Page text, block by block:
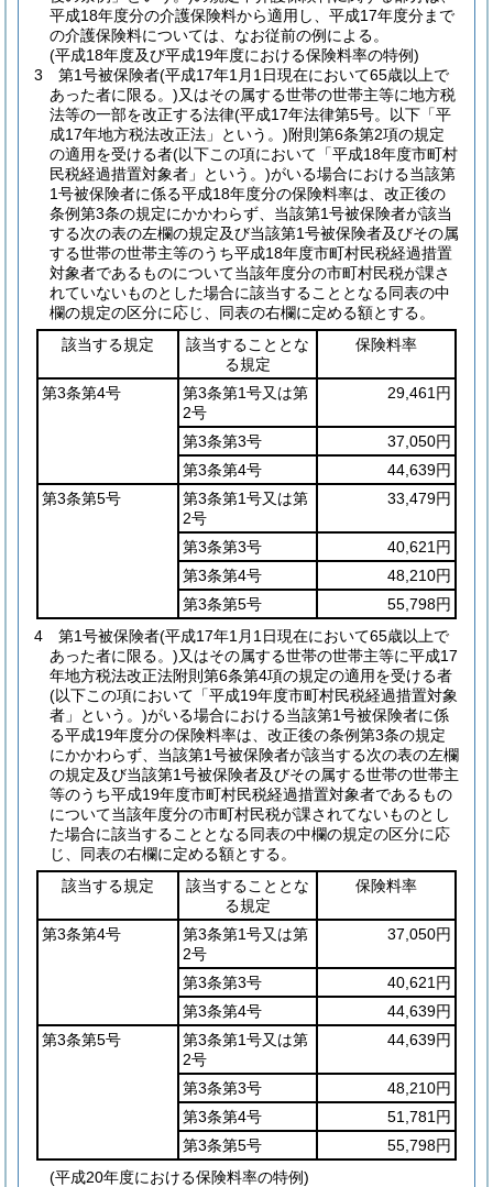
平成18年度分の介護保険料から適用し、平成17年度分まで
の介護保険料については、なお従前の例による。
(平成18年度及び平成19年度における保険料率の特例)
3
第1号被保険者(平成17年1月1日現在において65歳以上で
あった者に限る。)又はその属する世帯の世帯主等に地方税
法等の一部を改正する法律(平成17年法律第5号。以下「平
成17年地方税法改正法」という。)附則第6条第2項の規定
の適用を受ける者(以下この項において「平成18年度市町村
民税経過措置対象者」という。)がいる場合における当該第
1号被保険者に係る平成18年度分の保険料率は、改正後の
条例第3条の規定にかかわらず、当該第1号被保険者が該当
する次の表の左欄の規定及び当該第1号被保険者及びその属
する世帯の世帯主等のうち平成18年度市町村民税経過措置
対象者であるものについて当該年度分の市町村民税が課さ
れていないものとした場合に該当することとなる同表の中
欄の規定の区分に応じ、同表の右欄に定める額とする。
該当する規定
該当することとな
る規定
保険料率
第3条第4号
第3条第1号又は第
2号
29,461円
第3条第3号
37,050円
第3条第4号
44,639円
第3条第5号
第3条第1号又は第
2号
33,479円
第3条第3号
40,621円
第3条第4号
48,210円
第3条第5号
55,798円
4
第1号被保険者(平成17年1月1日現在において65歳以上で
あった者に限る。)又はその属する世帯の世帯主等に平成17
年地方税法改正法附則第6条第4項の規定の適用を受ける者
(以下この項において「平成19年度市町村民税経過措置対象
者」という。)がいる場合における当該第1号被保険者に係
る平成19年度分の保険料率は、改正後の条例第3条の規定
にかかわらず、当該第1号被保険者が該当する次の表の左欄
の規定及び当該第1号被保険者及びその属する世帯の世帯主
等のうち平成19年度市町村民税経過措置対象者であるもの
について当該年度分の市町村民税が課されてないものとし
た場合に該当することとなる同表の中欄の規定の区分に応
じ、同表の右欄に定める額とする。
該当する規定
該当することとな
る規定
保険料率
第3条第4号
第3条第1号又は第
2号
37,050円
第3条第3号
40,621円
第3条第4号
44,639円
第3条第5号
第3条第1号又は第
2号
44,639円
第3条第3号
48,210円
第3条第4号
51,781円
第3条第5号
55,798円
(平成20年度における保険料率の特例)